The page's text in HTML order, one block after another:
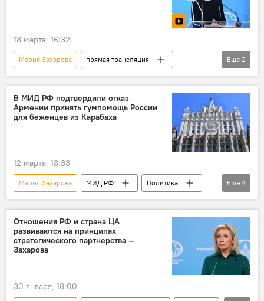
18 марта, 16:32
Мария Захарова
прямая трансляция
Брифинг
МИД России
Еще 2
В МИД РФ подтвердили отказ
Армении принять гумпомощь России
для беженцев из Карабаха
12 марта, 18:33
Мария Захарова МИД РФ
Политика
Общество
Россия
гуманитарная помощь
Еще 4
Отношения РФ и страна ЦА
развиваются на принципах
стратегического партнерства —
Захарова
30 января, 18:00